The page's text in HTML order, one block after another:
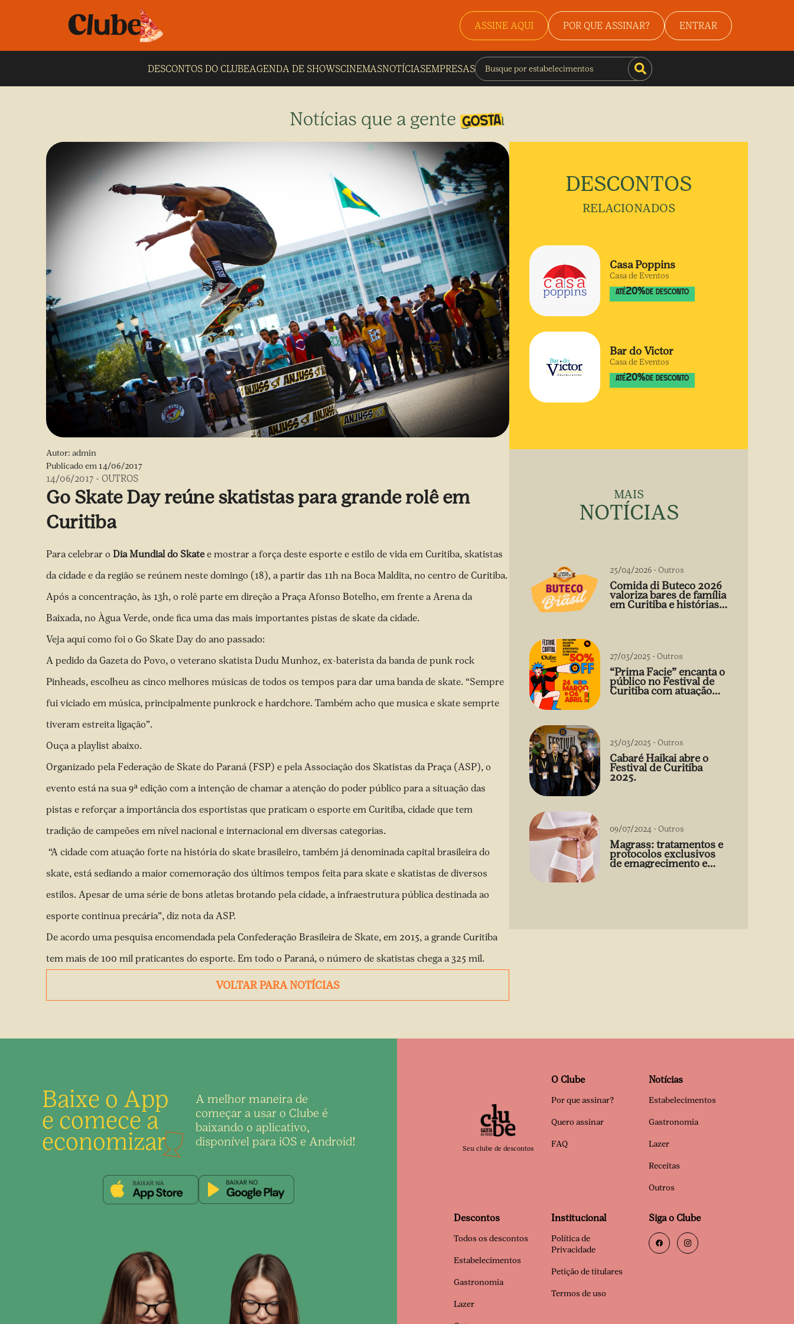
ASSINE AQUI POR QUE ASSINAR? ENTRAR
DESCONTOS DO CLUBEAGENDA DE SHOWSCINEMASNOTÍCIASEMPRESAS
Notícias que a gente gosta
Autor: admin
Publicado em14/06/2017
14/06/2017 - OUTROS
Go Skate Day reúne skatistas para grande rolê em
Curitiba
Para celebrar o Dia Mundial do Skatee mostrar a força deste esporte e estilo de vida em Curitiba, skatistas
da cidade e da região se reúnem neste domingo (18), a partir das 11h na Boca Maldita, no centro de Curitiba.
Após a concentração, às 13h, o rolê parte em direção a Praça Afonso Botelho, em frente a Arena da
Baixada, no Àgua Verde, onde fica uma das mais importantes pistas de skate da cidade.
Veja aqui como foi o Go Skate Day do ano passado:
A pedido da Gazeta do Povo, o veterano skatista Dudu Munhoz, ex-baterista da banda de punk rock
Pinheads, escolheu as cinco melhores músicas de todos os tempos para dar uma banda de skate. “Sempre
fui viciado em música, principalmente punkrock e hardchore. Também acho que musica e skate semprte
tiveram estreita ligação”.
Ouça a playlist abaixo.
Organizado pela Federação de Skate do Paraná (FSP) e pela Associação dos Skatistas da Praça (ASP), o
evento está na sua 9ª edição com a intenção de chamar a atenção do poder público para a situação das
pistas e reforçar a importância dos esportistas que praticam o esporte em Curitiba, cidade que tem
tradição de campeões em nível nacional e internacional em diversas categorias.
“A cidade com atuação forte na história do skate brasileiro, também já denominada capital brasileira do
skate, está sediando a maior comemoração dos últimos tempos feita para skate e skatistas de diversos
estilos. Apesar de uma série de bons atletas brotando pela cidade, a infraestrutura pública destinada ao
esporte continua precária”, diz nota da ASP.
De acordo uma pesquisa encomendada pela Confederação Brasileira de Skate, em 2015, a grande Curitiba
tem mais de 100 mil praticantes do esporte. Em todo o Paraná, o número de skatistas chega a 325 mil.
VOLTAR PARA NOTÍCIAS
DESCONTOS
RELACIONADOS
Casa Poppins
Casa de Eventos
ATÉ20%DE DESCONTO
Bar do Victor
Casa de Eventos
ATÉ20%DE DESCONTO
MAIS
NOTÍCIAS
25/04/2026 -Outros
Comida di Buteco 2026
valoriza bares de família
em Curitiba e histórias
27/03/2025 -Outros
“Prima Facie” encanta o
público no Festival de
Curitiba com atuação
arrebatadora de Débora
25/03/2025 -Outros
Cabaré Haikai abre o
Festival de Curitiba
2025.
09/07/2024 -Outros
Magrass: tratamentos e
protocolos exclusivos
de emagrecimento e
estética sem uso de
Baixe o App
e comece a
economizar
A melhor maneira de
começar a usar o Clube é
baixando o aplicativo,
disponível para iOS e Android!
Seu clube de descontos
O Clube
Por que assinar?
Quero assinar
FAQ
Notícias
Estabelecimentos
Gastronomia
Lazer
Receitas
Outros
Descontos
Todos os descontos
Estabelecimentos
Gastronomia
Lazer
Institucional
Política de
Privacidade
Petição de titulares
Termos de uso
Siga o Clube